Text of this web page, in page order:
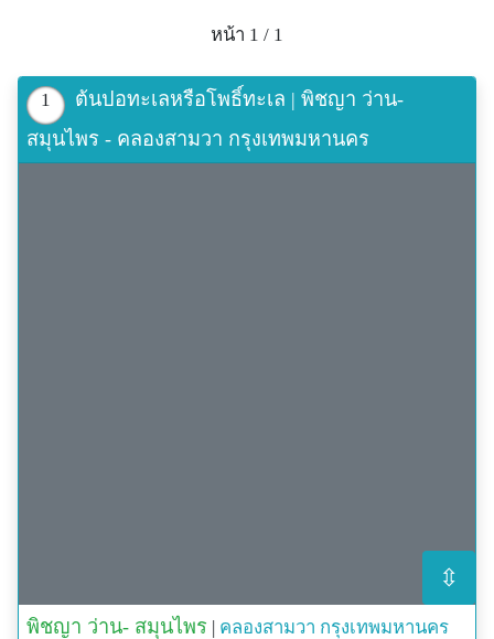
หน้า 1 / 1
1
ต้นปอทะเลหรือโพธิ์ทะเล | พิชญา ว่าน-
สมุนไพร - คลองสามวา กรุงเทพมหานคร
⇳
พิชญา ว่าน- สมุนไพร | คลองสามวา กรุงเทพมหานคร